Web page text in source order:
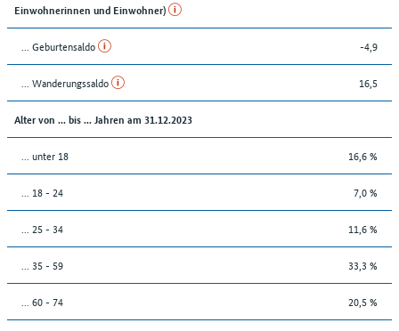
Einwohnerinnen und Einwohner)
... Geburtensaldo -4,9
... Wanderungssaldo 16,5
Alter von ... bis ... Jahren am 31.12.2023
... unter 18 16,6 %
... 18 - 24 7,0 %
... 25 - 34 11,6 %
... 35 - 59 33,3 %
... 60 - 74 20,5 %